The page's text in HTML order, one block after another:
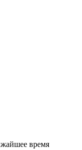
время